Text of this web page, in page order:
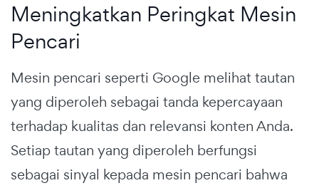
Meningkatkan Peringkat Mesin
Pencari
Mesin pencari seperti Google melihat tautan
yang diperoleh sebagai tanda kepercayaan
terhadap kualitas dan relevansi konten Anda.
Setiap tautan yang diperoleh berfungsi
sebagai sinyal kepada mesin pencari bahwa